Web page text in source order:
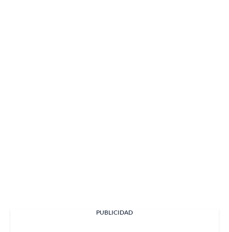
PUBLICIDAD